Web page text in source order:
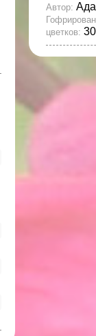
Автор:
цветков: